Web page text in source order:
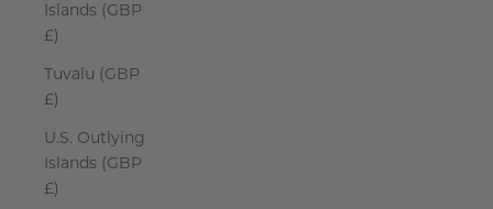
Islands (GBP
£)
Tuvalu (GBP
£)
U.S. Outlying
Islands (GBP
£)